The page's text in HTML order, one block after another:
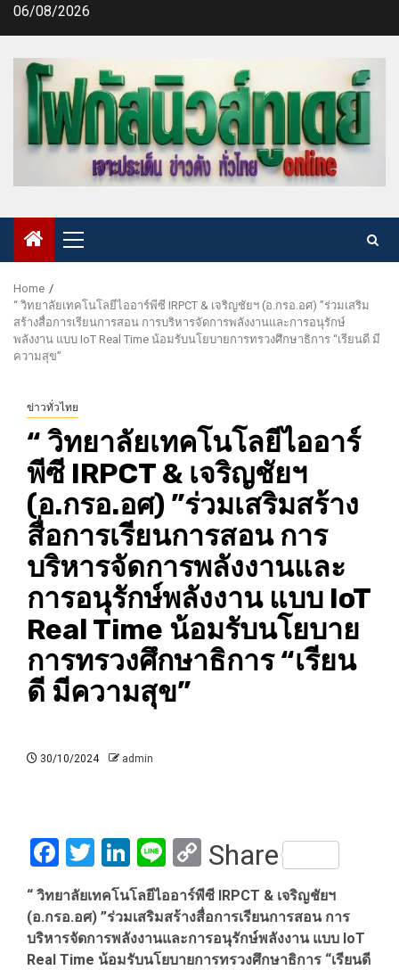
Skip06/08/2026
Primary
Menu
Home
“ วิทยาลัยเทคโนโลยีไออาร์พีซี IRPCT & เจริญชัยฯ (อ.กรอ.อศ) ”ร่วมเสริม
สร้างสื่อการเรียนการสอน การบริหารจัดการพลังงานและการอนุรักษ์
พลังงาน แบบ IoT Real Time น้อมรับนโยบายการทรวงศึกษาธิการ “เรียนดี มี
ความสุข”
ข่าวทั่วไทย
“ วิทยาลัยเทคโนโลยีไออาร์
พีซี IRPCT & เจริญชัยฯ
(อ.กรอ.อศ) ”ร่วมเสริมสร้าง
สื่อการเรียนการสอน การ
บริหารจัดการพลังงานและ
การอนุรักษ์พลังงาน แบบ IoT
Real Time น้อมรับนโยบาย
การทรวงศึกษาธิการ “เรียน
ดี มีความสุข”
30/10/2024 admin
Facebook
Twitter
LinkedIn
LineCopy
Link
Share
“ วิทยาลัยเทคโนโลยีไออาร์พีซี IRPCT & เจริญชัยฯ
(อ.กรอ.อศ) ”ร่วมเสริมสร้างสื่อการเรียนการสอน การ
บริหารจัดการพลังงานและการอนุรักษ์พลังงาน แบบ IoT
Real Time น้อมรับนโยบายการทรวงศึกษาธิการ “เรียนดี